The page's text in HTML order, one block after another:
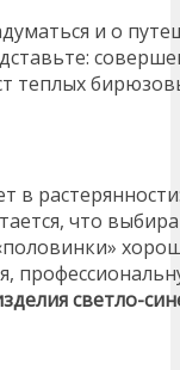
и о
теплых
в
что
светло-